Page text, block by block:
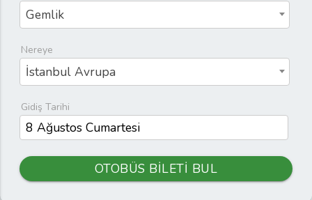
Gemlik
Nereye
İstanbul Avrupa
Gidiş Tarihi
OTOBÜS BİLETİ BUL